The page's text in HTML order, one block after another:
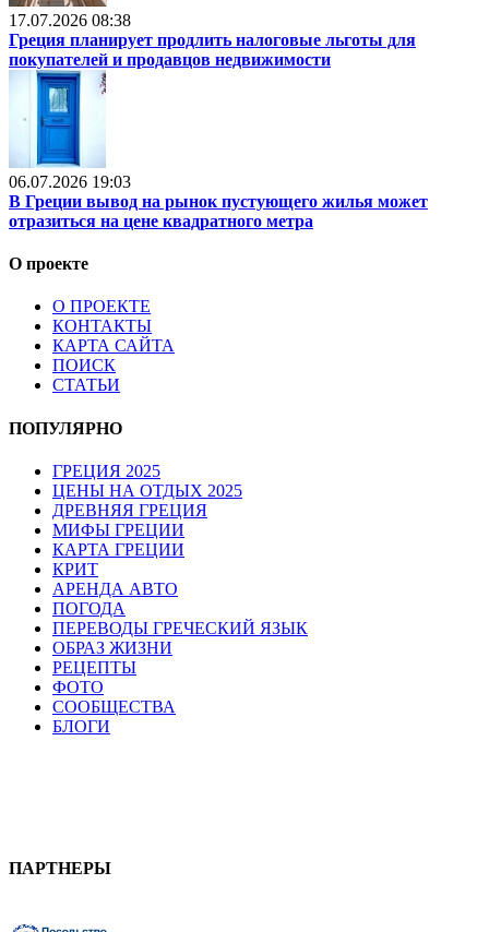
17.07.2026 08:38
Греция планирует продлить налоговые льготы для
покупателей и продавцов недвижимости
06.07.2026 19:03
В Греции вывод на рынок пустующего жилья может
отразиться на цене квадратного метра
О проекте
О ПРОЕКТЕ
КОНТАКТЫ
КАРТА САЙТА
ПОИСК
СТАТЬИ
ПОПУЛЯРНО
ГРЕЦИЯ 2025
ЦЕНЫ НА ОТДЫХ 2025
ДРЕВНЯЯ ГРЕЦИЯ
МИФЫ ГРЕЦИИ
КАРТА ГРЕЦИИ
КРИТ
АРЕНДА АВТО
ПОГОДА
ПЕРЕВОДЫ ГРЕЧЕСКИЙ ЯЗЫК
ОБРАЗ ЖИЗНИ
РЕЦЕПТЫ
ФОТО
СООБЩЕСТВА
БЛОГИ
ПАРТНЕРЫ